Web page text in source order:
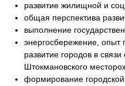
развитие жилищной и
общая перспектива
выполнение
энергосбережение, опыт
развитие городов в
Штокмановского
формирование